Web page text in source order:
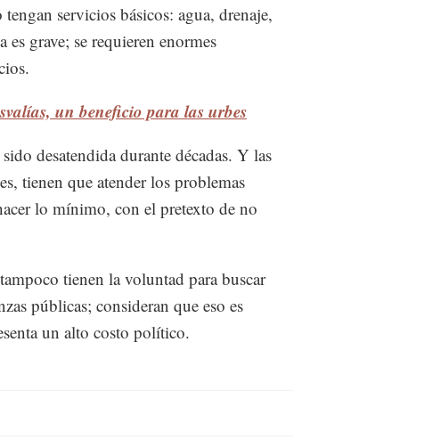
servicios básicos: agua, drenaje,
grave; se requieren enormes
un beneficio para las urbes
desatendida durante décadas. Y las
tienen que atender los problemas
lo mínimo, con el pretexto de no
tienen la voluntad para buscar
públicas; consideran que eso es
un alto costo político.